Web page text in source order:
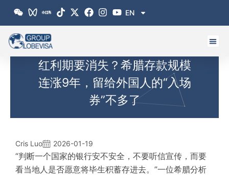
EN
红利期要消失？希腊存款规模
连涨9年，留给外国人的“入场
券”不多了
Cris Luo 2026-01-19
“判断一个国家的银行安不安全，不要听信宣传，而要
看当地人是否愿意将毕生积蓄存进去。”一位希腊分析